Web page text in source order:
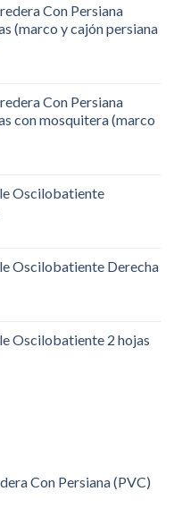
Con Persiana
(marco y cajón persiana
Con Persiana
con mosquitera (marco
Oscilobatiente
Oscilobatiente Derecha
Oscilobatiente 2 hojas
Con Persiana (PVC)